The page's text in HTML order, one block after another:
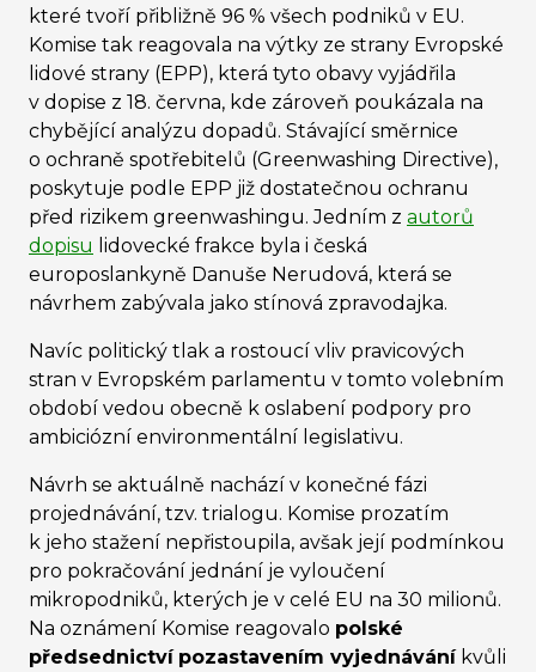
které tvoří přibližně 96 % všech podniků v EU.
Komise tak reagovala na výtky ze strany Evropské
lidové strany (EPP), která tyto obavy vyjádřila
v dopise z 18. června, kde zároveň poukázala na
chybějící analýzu dopadů. Stávající směrnice
o ochraně spotřebitelů (Greenwashing Directive),
poskytuje podle EPP již dostatečnou ochranu
před rizikem greenwashingu. Jedním z autorů
dopisu lidovecké frakce byla i česká
europoslankyně Danuše Nerudová, která se
návrhem zabývala jako stínová zpravodajka.
Navíc politický tlak a rostoucí vliv pravicových
stran v Evropském parlamentu v tomto volebním
období vedou obecně k oslabení podpory pro
ambiciózní environmentální legislativu.
Návrh se aktuálně nachází v konečné fázi
projednávání, tzv. trialogu. Komise prozatím
k jeho stažení nepřistoupila, avšak její podmínkou
pro pokračování jednání je vyloučení
mikropodniků, kterých je v celé EU na 30 milionů.
Na oznámení Komise reagovalo polské
předsednictví pozastavením vyjednáváníkvůli